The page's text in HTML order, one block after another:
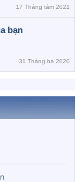
17 Tháng tám 2021
bạn
31 Tháng ba 2020